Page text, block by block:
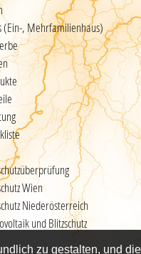
zu gestalten, und
(Ein-, Mehrfamilienhaus)
Wien
Niederösterreich
und Blitzschutz